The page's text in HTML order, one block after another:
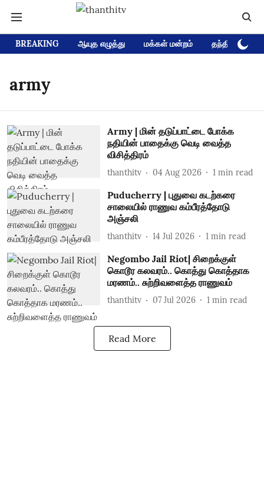
BREAKING ஆயுத எழுத்து மக்கள் மன்றம் தந்தி டிவி
army
Army | மின் தடுப்பாட்டை போக்க
நதியின் பாதைக்கு வெடி வைத்த
விசித்திரம்
thanthitv 04 Aug 2026 1 min read
Puducherry | புதுவை கடற்கரை
சாலையில் ராணுவ கம்பீரத்தோடு
அஞ்சலி
thanthitv 14 Jul 2026 1 min read
Negombo Jail Riot| சிறைக்குள்
கொடூர கலவரம்.. கொத்து கொத்தாக
மரணம்.. சுற்றிவளைத்த ராணுவம்
thanthitv 07 Jul 2026 1 min read
Read More